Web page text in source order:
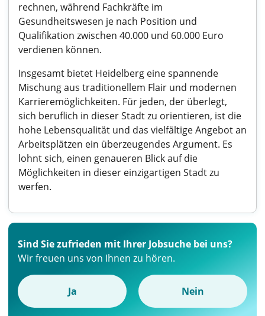
rechnen, während Fachkräfte im
Gesundheitswesen je nach Position und
Qualifikation zwischen 40.000 und 60.000 Euro
verdienen können.
Insgesamt bietet Heidelberg eine spannende
Mischung aus traditionellem Flair und modernen
Karrieremöglichkeiten. Für jeden, der überlegt,
sich beruflich in dieser Stadt zu orientieren, ist die
hohe Lebensqualität und das vielfältige Angebot an
Arbeitsplätzen ein überzeugendes Argument. Es
lohnt sich, einen genaueren Blick auf die
Möglichkeiten in dieser einzigartigen Stadt zu
werfen.
Sind Sie zufrieden mit Ihrer Jobsuche bei uns?
Wir freuen uns von Ihnen zu hören.
Ja Nein